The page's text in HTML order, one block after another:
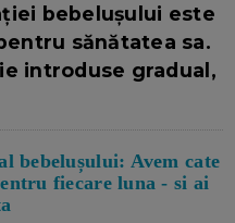
bebelușului este
sănătatea sa.
introduse gradual,
bebelușului: Avem cate
fiecare luna - si ai